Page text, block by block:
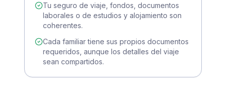
Tu seguro de viaje, fondos, documentos
laborales o de estudios y alojamiento son
coherentes.
Cada familiar tiene sus propios documentos
requeridos, aunque los detalles del viaje
sean compartidos.